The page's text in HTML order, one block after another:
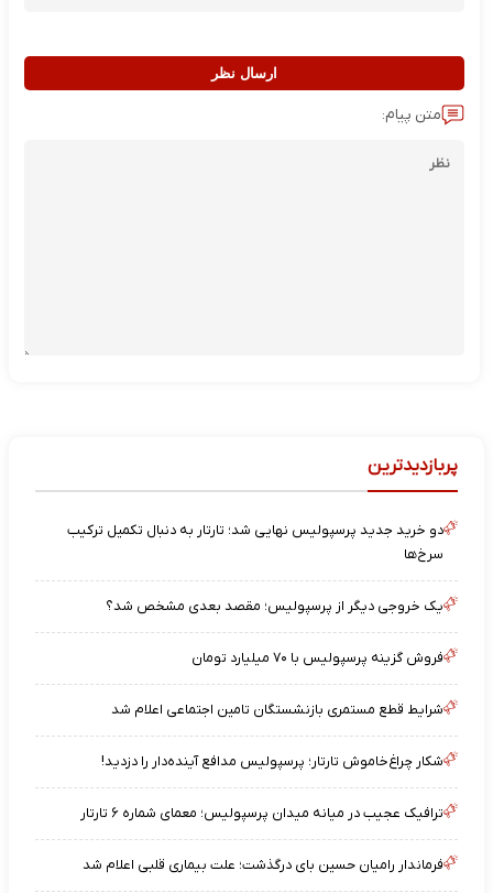
ارسال نظر
متن پیام:
پربازدیدترین
دو خرید جدید پرسپولیس نهایی شد؛ تارتار به دنبال تکمیل ترکیب
سرخ‌ها
یک خروجی دیگر از پرسپولیس؛ مقصد بعدی مشخص شد؟
فروش گزینه پرسپولیس با ۷۰ میلیارد تومان
شرایط قطع مستمری بازنشستگان تامین اجتماعی اعلام شد
شکار چراغ‌خاموش تارتار؛ پرسپولیس مدافع آینده‌دار را دزدید!
ترافیک عجیب در میانه میدان پرسپولیس؛ معمای شماره ۶ تارتار
فرماندار رامیان حسین بای درگذشت؛ علت بیماری قلبی اعلام شد